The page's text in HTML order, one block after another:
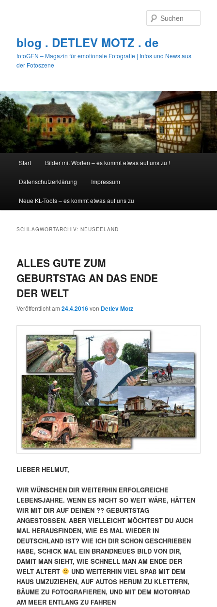
blog . DETLEV MOTZ . de
fotoGEN – Magazin für emotionale Fotografie | Infos und News aus
der Fotoszene
Start Bilder mit Worten – es kommt etwas auf uns zu !
Datenschutzerklärung Impressum
Neue KL-Tools – es kommt etwas auf uns zu
SCHLAGWORTARCHIV:NEUSEELAND
ALLES GUTE ZUM
GEBURTSTAG AN DAS ENDE
DER WELT
Veröffentlicht am24.4.2016von Detlev Motz
LIEBER HELMUT,
WIR WÜNSCHEN DIR WEITERHIN ERFOLGREICHE
LEBENSJAHRE. WENN ES NICHT SO WEIT WÄRE, HÄTTEN
WIR MIT DIR AUF DEINEN ?? GEBURTSTAG
ANGESTOSSEN. ABER VIELLEICHTMÖCHTEST DU AUCH
MAL HERAUSFINDEN, WIE ES MAL WIEDER IN
DEUTSCHLAND IST? WIE ICH DIR SCHON GESCHRIEBEN
HABE, SCHICK MAL EIN BRANDNEUES BILD VON DIR,
DAMIT MAN SIEHT, WIE SCHNELL MAN AM ENDE DER
WELT ALTERT
UND WEITERHIN VIEL SPAß MIT DEM
HAUS UMZUZIEHEN, AUF AUTOS HERUM ZU KLETTERN,
BÄUME ZU FOTOGRAFIEREN, UND MIT DEM MOTORRAD
AM MEER ENTLANG ZU FAHREN